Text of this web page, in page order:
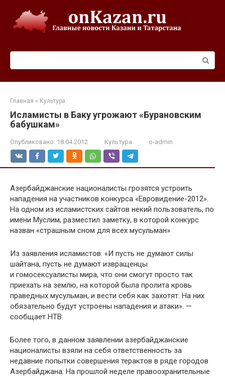
контенту
Главная » Культура
Исламисты в Баку угрожают «Бурановским
бабушкам»
Опубликовано: 18.04.2012 Культура o-admin
Азербайджанские националисты грозятся устроить
нападения на участников конкурса «Евровидение-2012».
На одном из исламистских сайтов некий пользователь, по
имени Муслим, разместил заметку, в которой конкурс
назван «страшным сном для всех мусульман»
Из заявления исламистов: «И пусть не думают силы
шайтана, пусть не думают извращенцы
и гомосексуалисты мира, что они смогут просто так
приехать на землю, на которой была пролита кровь
праведных мусульман, и вести себя как захотят. На них
обязательно будут устроены нападения и атаки». —
сообщает НТВ.
Более того, в данном заявлении азербайджанские
националисты взяли на себя ответственность за
недавние попытки совершения терактов в ряде городов
Азербайджана. На прошлой неделе правоохранительные